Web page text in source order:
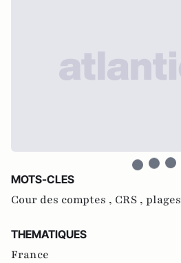
MOTS-CLES
Cour des comptes , CRS , plages
THEMATIQUES
France